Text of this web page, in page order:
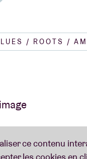
/ ROOTS /